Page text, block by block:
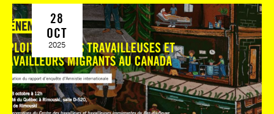
28
OCT
2025